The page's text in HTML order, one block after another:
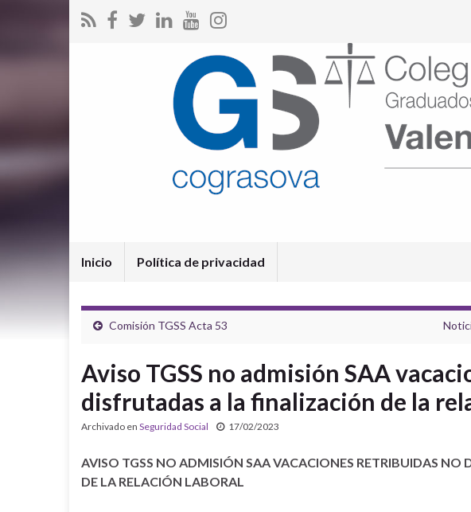
Inicio Política de privacidad
Comisión TGSS Acta 53
Aviso TGSS no admisión SAA
disfrutadas a la finalización de la
Archivado en Seguridad Social 17/02/2023
AVISO TGSS NO ADMISIÓN SAA VACACIONES RETRIBUIDAS NO
DE LA RELACIÓN LABORAL